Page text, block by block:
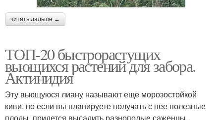
читать дальше →
ТОП-20 быстрорастущих
вьющихся растений для забора.
Актинидия
Эту вьющуюся лиану называют еще морозостойкой
киви, но если вы планируете получать с нее полезные
плоды, придется высадить разнополые саженцы.